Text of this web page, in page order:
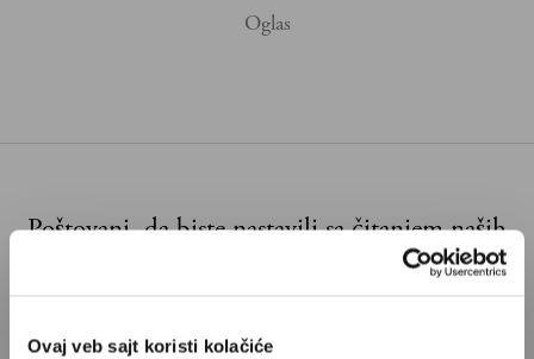
Ovaj veb sajt koristi kolačiće
Poštovani, da biste nastavili sa čitanjem naših
premium sadržaja, neophodno je da
odaberete jedan od planova pretplate.